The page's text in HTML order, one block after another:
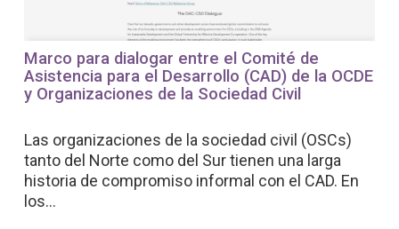
Marco para dialogar entre el Comité de
Asistencia para el Desarrollo (CAD) de la OCDE
y Organizaciones de la Sociedad Civil
Las organizaciones de la sociedad civil (OSCs)
tanto del Norte como del Sur tienen una larga
historia de compromiso informal con el CAD. En
los...